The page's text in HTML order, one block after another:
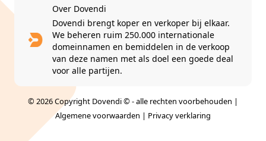
Over Dovendi
Dovendi brengt koper en verkoper bij elkaar.
We beheren ruim 250.000 internationale
domeinnamen en bemiddelen in de verkoop
van deze namen met als doel een goede deal
voor alle partijen.
© 2026 Copyright Dovendi © - alle rechten voorbehouden |
Algemene voorwaarden | Privacy verklaring